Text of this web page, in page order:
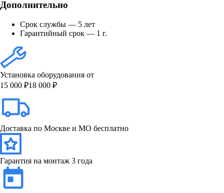
Дополнительно
Срок службы — 5 лет
Гарантийный срок — 1 г.
Установка оборудования от
15 000 ₽18 000 ₽
Доставка по Москве и МО бесплатно
Гарантия на монтаж 3 года